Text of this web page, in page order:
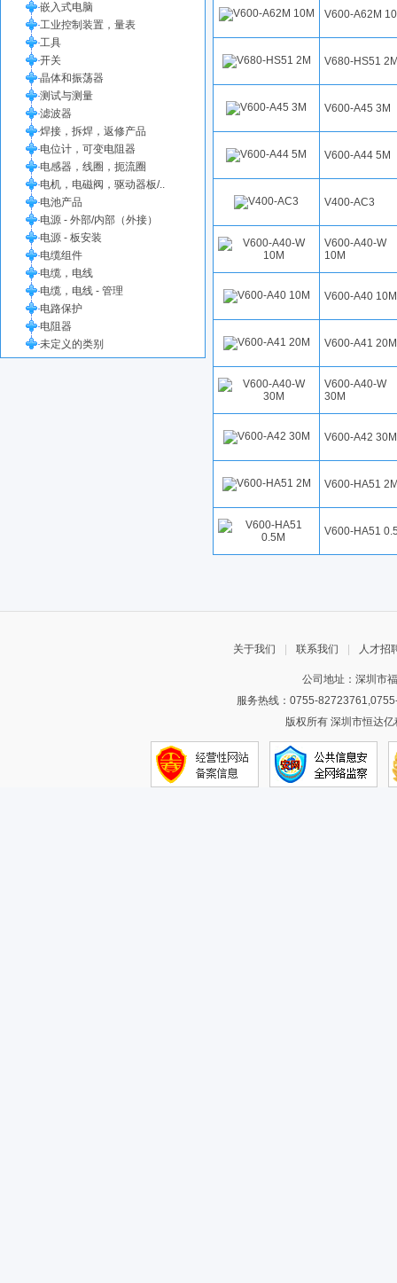
V600-A62M
V680-HS51
V600-A45 3M
V600-A44 5M
V400-AC3
V600-A40-W
10M
V600-A40 10M
V600-A41 20M
V600-A40-W
30M
V600-A42 30M
V600-HA51
V600-HA51
嵌入式电脑
工业控制装置，量表
工具
开关
晶体和振荡器
测试与测量
滤波器
焊接，拆焊，返修产品
电位计，可变电阻器
电感器，线圈，扼流圈
电机，电磁阀，驱动器板/..
电池产品
电源 - 外部/内部（外接）
电源 - 板安装
电缆组件
电缆，电线
电缆，电线 - 管理
电路保护
电阻器
未定义的类别
关于我们 联系我们 人才招
公司地址：深圳市
服务热线：0755-
版权所有 深圳市恒达